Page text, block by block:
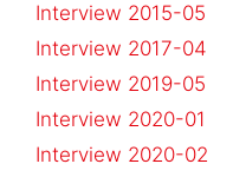
Interview 2015-05
Interview 2017-04
Interview 2019-05
Interview 2020-01
Interview 2020-02